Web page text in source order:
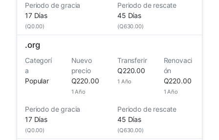
Periodo de gracia
17 Días
(Q0.00)
Periodo de rescate
45 Días
(Q630.00)
.org
Categorí
a
Popular
Nuevo
precio
Q220.00
1 Año
Transferir
Q220.00
1 Año
Renovaci
ón
Q220.00
1 Año
Periodo de gracia
17 Días
(Q0.00)
Periodo de rescate
45 Días
(Q630.00)